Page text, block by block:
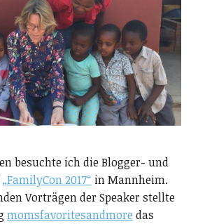
besuchte ich die Blogger- und
„FamilyCon 2017“ in Mannheim.
Vorträgen der Speaker stellte
momsfavoritesandmore das